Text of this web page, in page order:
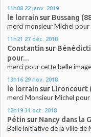
11h08 22 janv. 2019
le lorrain sur Bussang
merci monsieur Michel
11h21 27 déc. 2018
Constantin sur
pour...
merci pour cette belle
13h16 29 nov. 2018
le lorrain sur Lironcourt
merci Monsieur Michel
12h19 31 oct. 2018
Pétin sur Nancy dans la
Belle initiative de la ville de